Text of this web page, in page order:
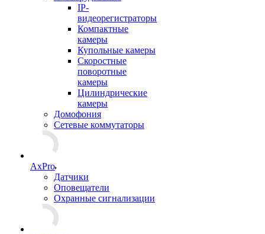
IP-
видеорегистраторы
Компактные
камеры
Купольные камеры
Скоростные
поворотные
камеры
Цилиндрические
камеры
Домофония
Сетевые коммутаторы
AxPro
Датчики
Оповещатели
Охранные сигнализации